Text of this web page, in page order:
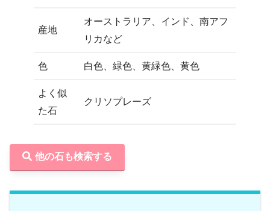
産地
オーストラリア、インド、南アフ
リカなど
色 白色、緑色、黄緑色、黄色
よく似
た石
クリソプレーズ
他の石も検索する